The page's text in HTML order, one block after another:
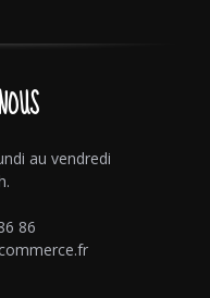
au vendredi
86